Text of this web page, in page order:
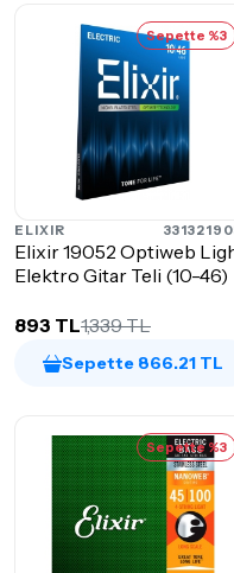
Sepette %3
ELIXIR
Elixir 19052 Optiweb
Elektro Gitar Teli (10-46)
893 TL1,339 TL
Sepette 866.21 TL
Sepette %3